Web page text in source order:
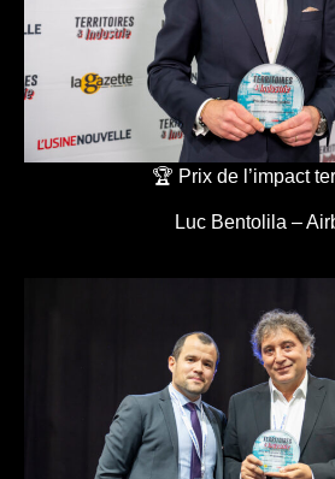
🏆 Prix de l’impact
Luc Bentolila –